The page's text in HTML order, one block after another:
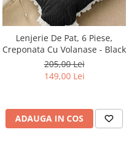
Lenjerie De Pat, 6 Piese,
Creponata Cu Volanase - Black
205,00 Lei
149,00 Lei
ADAUGA IN COS